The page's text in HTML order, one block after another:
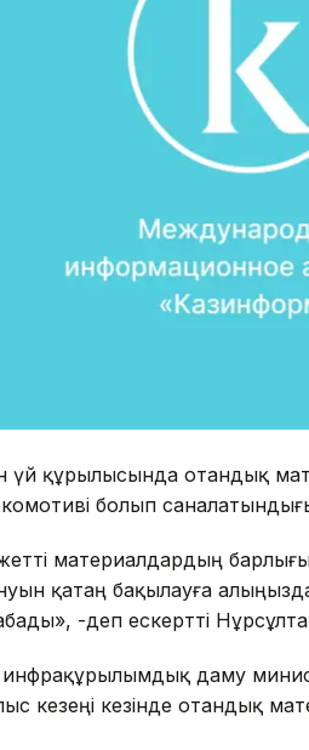
үй құрылысында отандық
болып
материалдардың
қатаң бақылауға
-деп ескертті
даму
кезеңі кезінде отандық